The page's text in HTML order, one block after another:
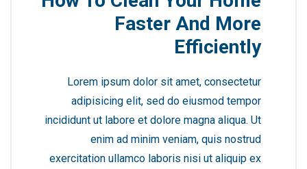
Faster And More
Efficiently
Lorem ipsum dolor sit amet, consectetur
adipisicing elit, sed do eiusmod tempor
incididunt ut labore et dolore magna aliqua. Ut
enim ad minim veniam, quis nostrud
exercitation ullamco laboris nisi ut aliquip ex